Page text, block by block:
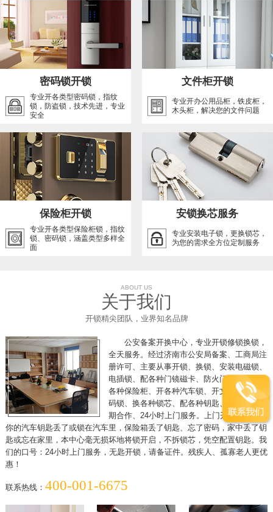
密码锁开锁
专业开各类型密码锁，指纹
锁，防盗锁，技术先进，专业
安全
文件柜开锁
专业开办公用品柜，铁皮柜，
木头柜，解决您的文件问题
保险柜开锁
专业开各类型保险柜锁，指纹
锁、密码锁，涵盖类型多样全
面
安锁换芯服务
专业安装电子锁，更换锁芯，
为您的需求全方位定制服务
ABOUT US
关于我们
开锁精尖团队，业界知名品牌
公安备案开换中心，专业开锁修锁换锁，
全天服务。经过济南市公安局备案、工商局注
册许可、主要从事开锁、换锁、安装电磁锁、
电插锁、配各种门镜磁卡、防火门推杠锁、开
各种保险柜、开各种汽车锁、开文件柜、开密
码锁、换各种锁芯、配各种钥匙、各单位可长
期合作、24小时上门服务。上门开锁，假如
你的汽车钥匙丢了或锁在汽车里，保险箱丢了钥匙、忘了密码，家中丢了钥
匙或忘在家里，本中心毫无损坏地将锁开启，不拆锁芯，凭空配置钥匙。我
们的口号：24小时上门服务，无匙开锁，请备证件。残疾人、孤寡老人更优
惠！
联系热线： 400-001-6675